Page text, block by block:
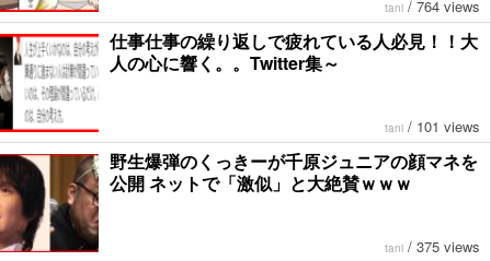
tani / 764 views
仕事仕事の繰り返しで疲れている人必見！！大
人の心に響く。。Twitter集～
tani / 101 views
野生爆弾のくっきーが千原ジュニアの顔マネを
公開 ネットで「激似」と大絶賛ｗｗｗ
tani / 375 views